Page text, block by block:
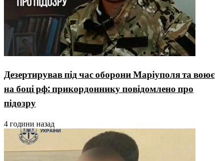
Дезертирував під час оборони Маріуполя та воює
на боці рф: прикордоннику повідомлено про
підозру
4 години назад